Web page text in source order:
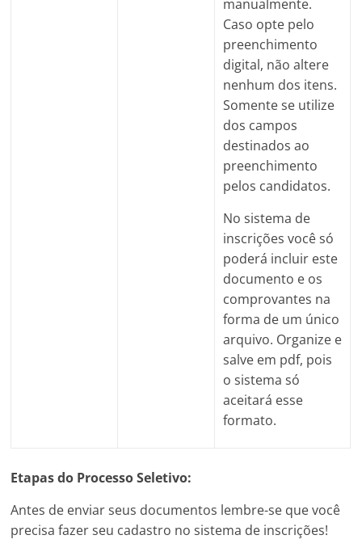
manualmente.
Caso opte pelo
preenchimento
digital, não altere
nenhum dos itens.
Somente se utilize
dos campos
destinados ao
preenchimento
pelos candidatos.
No sistema de
inscrições você só
poderá incluir este
documento e os
comprovantes na
forma de um único
arquivo. Organize e
salve em pdf, pois
o sistema só
aceitará esse
formato.
Etapas do Processo Seletivo:
Antes de enviar seus documentos lembre-se que você
precisa fazer seu cadastro no sistema de inscrições!